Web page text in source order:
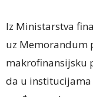
Iz Ministarstva
uz Memorandum
makrofinansijsku
da u institucijama